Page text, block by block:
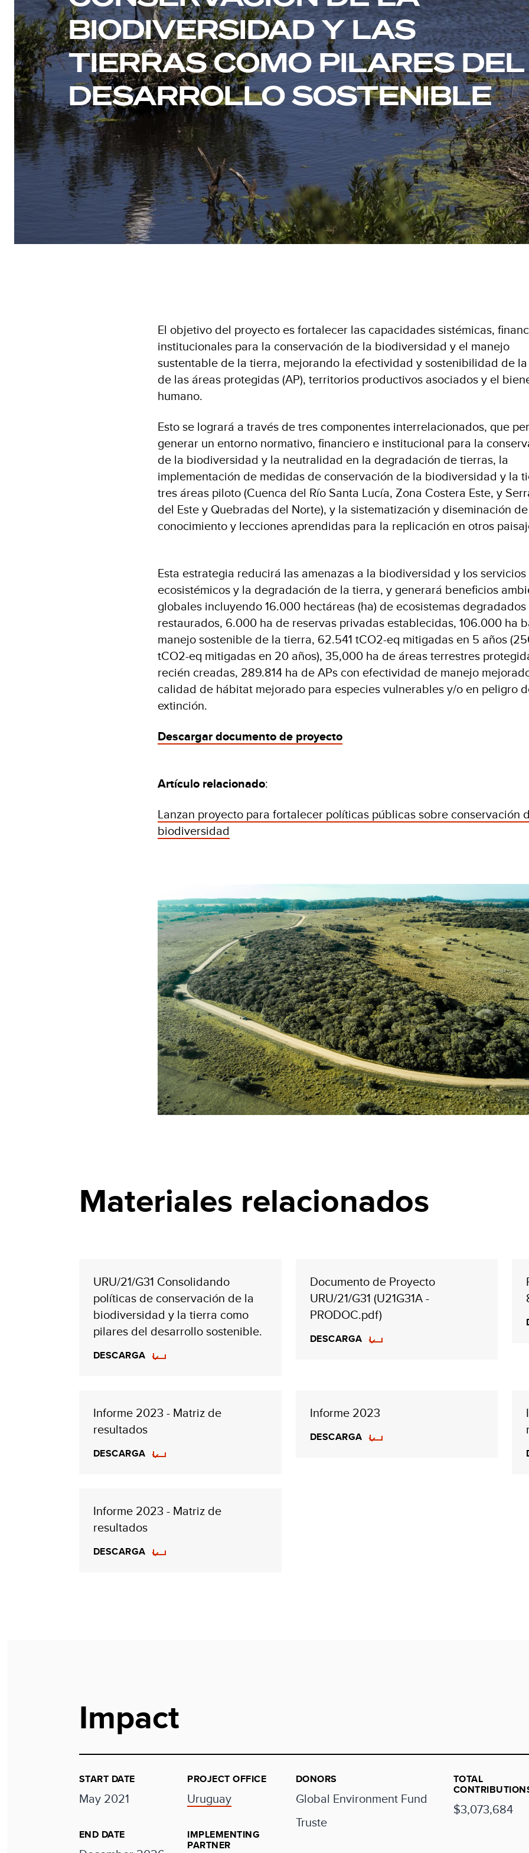
BIODIVERSIDAD Y LAS
TIERRAS COMO PILARES DEL
DESARROLLO SOSTENIBLE
El objetivo del proyecto es fortalecer las capacidades sistémicas,
institucionales para la conservación de la biodiversidad y el manejo
sustentable de la tierra, mejorando la efectividad y sostenibilidad de
de las áreas protegidas (AP), territorios productivos asociados y el
humano.
Esto se logrará a través de tres componentes interrelacionados, que
generar un entorno normativo, financiero e institucional para la
de la biodiversidad y la neutralidad en la degradación de tierras, la
implementación de medidas de conservación de la biodiversidad y la
tres áreas piloto (Cuenca del Río Santa Lucía, Zona Costera Este, y
del Este y Quebradas del Norte), y la sistematización y diseminación de
conocimiento y lecciones aprendidas para la replicación en otros
Esta estrategia reducirá las amenazas a la biodiversidad y los servicios
ecosistémicos y la degradación de la tierra, y generará beneficios
globales incluyendo 16.000 hectáreas (ha) de ecosistemas degradados
restaurados, 6.000 ha de reservas privadas establecidas, 106.000 ha
manejo sostenible de la tierra, 62.541 tCO2-eq mitigadas en 5 años
tCO2-eq mitigadas en 20 años), 35,000 ha de áreas terrestres
recién creadas, 289.814 ha de APs con efectividad de manejo
calidad de hábitat mejorado para especies vulnerables y/o en peligro
extinción.
Descargar documento de proyecto
Artículo relacionado:
Lanzan proyecto para fortalecer políticas públicas sobre conservación
biodiversidad
Materiales relacionados
URU/21/G31 Consolidando
políticas de conservación de la
biodiversidad y la tierra como
pilares del desarrollo sostenible.
DESCARGA
Documento de Proyecto
URU/21/G31 (U21G31A -
PRODOC.pdf)
DESCARGA
Informe 2023 - Matriz de
resultados
DESCARGA
Informe 2023
DESCARGA
Informe 2023 - Matriz de
resultados
DESCARGA
Impact
START DATE
May 2021
END DATE
PROJECT OFFICE
Uruguay
IMPLEMENTING
PARTNER
DONORS
Global Environment Fund
Truste
TOTAL
$3,073,684